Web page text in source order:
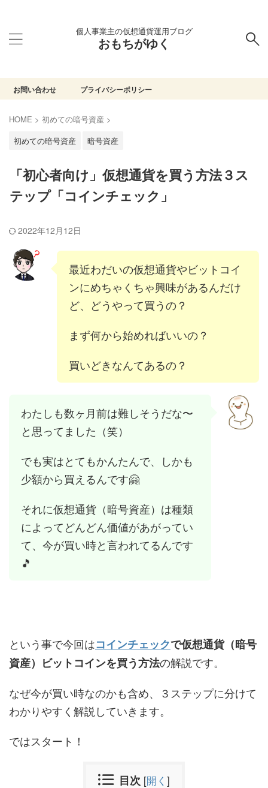
個人事業主の仮想通貨運用ブログ
おもちがゆく
お問い合わせ プライバシーポリシー
HOME > 初めての暗号資産 >
初めての暗号資産
暗号資産
「初心者向け」仮想通貨を買う方法３ス
テップ「コインチェック」
2022年12月12日
最近わだいの仮想通貨やビットコイ
ンにめちゃくちゃ興味があるんだけ
ど、どうやって買うの？
まず何から始めればいいの？
買いどきなんてあるの？
わたしも数ヶ月前は難しそうだな〜
と思ってました（笑）
でも実はとてもかんたんで、しかも
少額から買えるんです🤗
それに仮想通貨（暗号資産）は種類
によってどんどん価値があがってい
て、今が買い時と言われてるんです
🎵
という事で今回はコインチェックで仮想通貨（暗号
資産）ビットコインを買う方法の解説です。
なぜ今が買い時なのかも含め、３ステップに分けて
わかりやすく解説していきます。
ではスタート！
目次 [開く ]